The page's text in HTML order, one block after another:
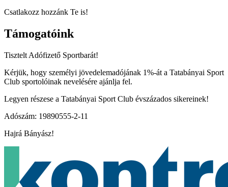
Csatlakozz hozzánk Te is!
Támogatóink
Tisztelt Adófizető Sportbarát!
Kérjük, hogy személyi jövedelemadójának 1%-át a Tatabányai Sport
Club sportolóinak nevelésére ajánlja fel.
Legyen részese a Tatabányai Sport Club évszázados sikereinek!
Adószám: 19890555-2-11
Hajrá Bányász!